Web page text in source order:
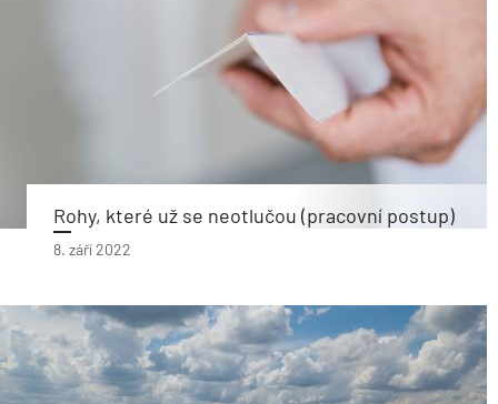
Rohy, které už se neotlučou (pracovní postup)
8. září 2022